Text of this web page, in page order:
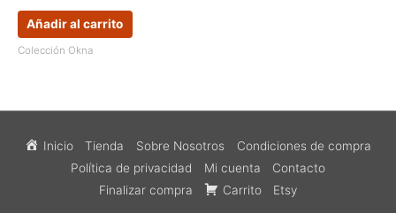
Añadir al carrito
Colección Okna
Inicio Tienda Sobre Nosotros
Condiciones de compra
Política de privacidad
Mi cuenta
Contacto
Finalizar compra
Carrito Etsy